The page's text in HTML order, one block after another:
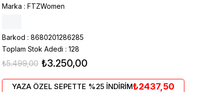
Marka : FTZWomen
Barkod : 8680201286285
Toplam Stok Adedi : 128
₺5.499,00 ₺3.250,00
YAZA ÖZEL SEPETTE %25 İNDİRİM₺2437,50